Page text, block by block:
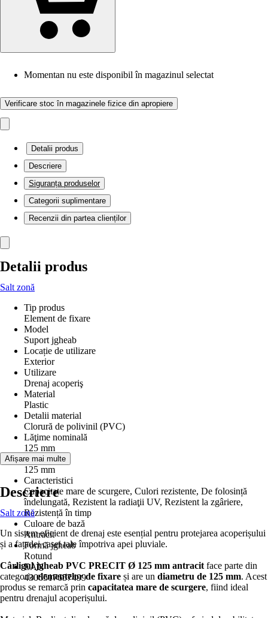
Momentan nu este disponibil în magazinul selectat
Verificare stoc în magazinele fizice din apropiere
Detalii produs
Descriere
Siguranța produselor
Categorii suplimentare
Recenzii din partea clienților
Detalii produs
Salt zonă
Tip produs
Element de fixare
Model
Suport jgheab
Locație de utilizare
Exterior
Utilizare
Drenaj acoperiş
Material
Plastic
Detalii material
Clorură de polivinil (PVC)
Lăţime nominală
125 mm
Diametru
125 mm
Caracteristici
Capacitate mare de scurgere, Culori rezistente, De folosință
îndelungată, Rezistent la radiaţii UV, Rezistent la zgâriere,
Rezistență în timp
Culoare de bază
Antracit
Formă jgheab
Rotund
EAN
4306517657499
Afișare mai multe
Descriere
Salt zonă
Un sistem eficient de drenaj este esențial pentru protejarea acoperișului
și a fațadei casei tale împotriva apei pluviale.
Cârligul jgheab PVC PRECIT Ø 125 mm antracit face parte din
categoriaelementelor de fixare și are un diametru de 125 mm. Acest
produs se remarcă prin capacitatea mare de scurgere, fiind ideal
pentru drenajul acoperișului.